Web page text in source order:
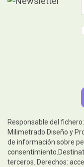
Responsable del
Milimetrado Diseño y
de información sobre
terceros. Derechos: